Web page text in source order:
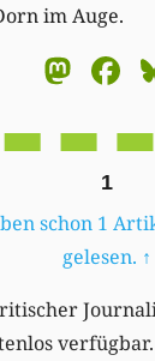
im Auge.
1
schon 1
gelesen. ↑